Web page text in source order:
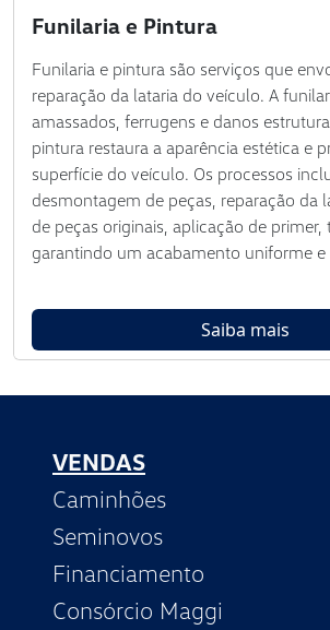
Funilaria e Pintura
Funilaria e pintura são serviços que
reparação da lataria do veículo. A
amassados, ferrugens e danos
pintura restaura a aparência estética e
superfície do veículo. Os processos
desmontagem de peças, reparação da
de peças originais, aplicação de primer,
garantindo um acabamento uniforme e
Saiba mais
VENDAS
Caminhões
Seminovos
Financiamento
Consórcio Maggi